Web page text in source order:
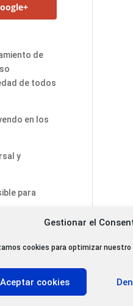
Gestionar el
cookies para optimizar
Aceptar cookies
de
de todos
en los
y
para
Es
11.000 Gracias